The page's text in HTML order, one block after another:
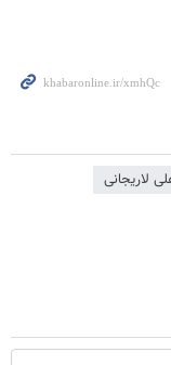
لاریجانی